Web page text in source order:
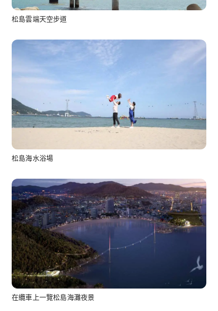
松島雲端天空步道
松島海水浴場
在纜車上一覽松島海灘夜景